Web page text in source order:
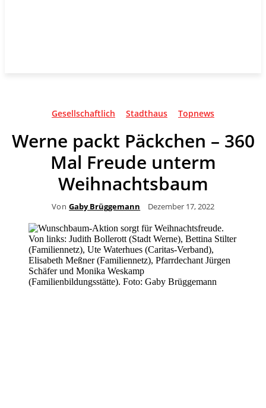
Gesellschaftlich Stadthaus Topnews
Werne packt Päckchen – 360
Mal Freude unterm
Weihnachtsbaum
Von Gaby Brüggemann Dezember 17, 2022